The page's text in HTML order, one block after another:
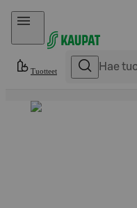
Hyppää sisältöön
Tuotteet